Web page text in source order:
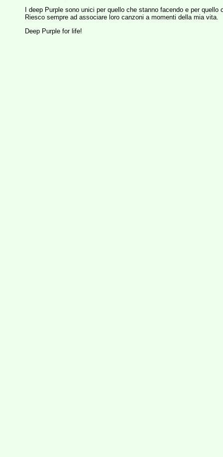
I deep Purple sono unici per quello che stanno facendo e per quello
Riesco sempre ad associare loro canzoni a momenti della mia vita.
Deep Purple for life!